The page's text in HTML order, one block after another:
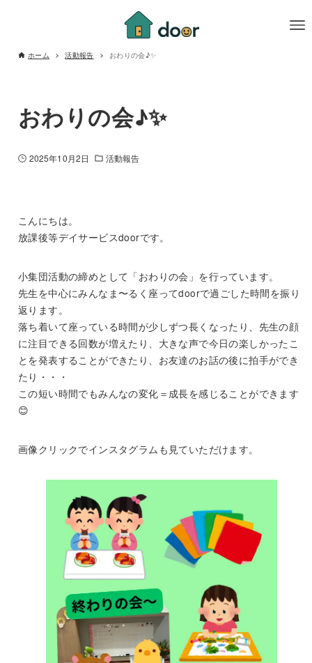
ホーム 活動報告 おわりの会♪✨
おわりの会♪✨
2025年10月2日 活動報告
こんにちは。
放課後等デイサービスdoorです。
小集団活動の締めとして「おわりの会」を行っています。
先生を中心にみんなま〜るく座ってdoorで過ごした時間を振り
返ります。
落ち着いて座っている時間が少しずつ長くなったり、先生の顔
に注目できる回数が増えたり、大きな声で今日の楽しかったこ
とを発表することができたり、お友達のお話の後に拍手ができ
たり・・・
この短い時間でもみんなの変化＝成長を感じることができます
😊
画像クリックでインスタグラムも見ていただけます。